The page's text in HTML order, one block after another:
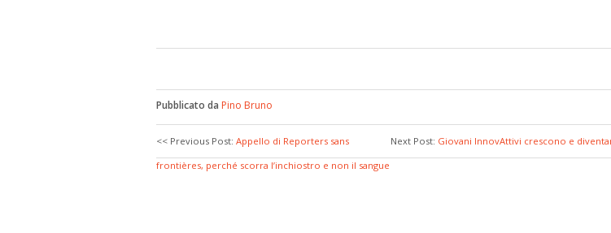
Pubblicato da Pino Bruno
Next Post: Giovani InnovAttivi crescono e
<< Previous Post: Appello di Reporters sans
frontières, perché scorra l’inchiostro e non il sangue